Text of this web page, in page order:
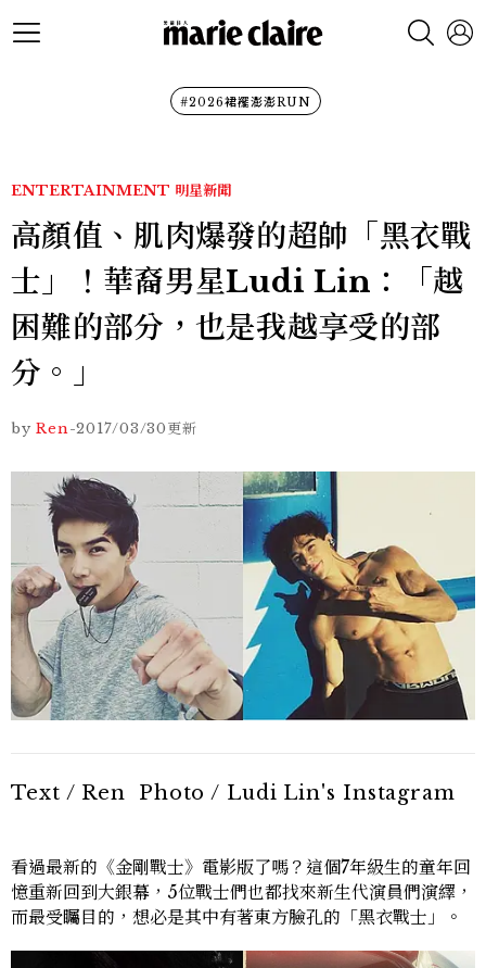
#2026裙襬澎澎RUN
ENTERTAINMENT 明星新聞
高顏值、肌肉爆發的超帥「黑衣戰
士」！華裔男星Ludi Lin：「越
困難的部分，也是我越享受的部
分。」
by Ren-2017/03/30更新
Text / Ren Photo / Ludi Lin's Instagram
看過最新的《金剛戰士》電影版了嗎？這個7年級生的童年回
憶重新回到大銀幕，5位戰士們也都找來新生代演員們演繹，
而最受矚目的，想必是其中有著東方臉孔的「黑衣戰士」。